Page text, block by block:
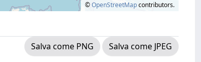
©OpenStreetMapcontributors.
Salva come PNG
Salva come JPEG